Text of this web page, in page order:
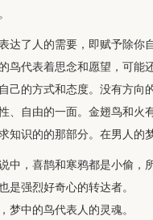
达了人的需要，即赋予除你
鸟代表着思念和愿望，可
己的方式和态度。没有方
、自由的一面。金翅鸟和
知识的的那部分。在男人的
中，喜鹊和寒鸦都是小偷，
是强烈好奇心的转达者。
梦中的鸟代表人的灵魂。